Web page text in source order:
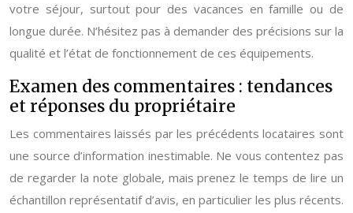
votre séjour, surtout pour des vacances en famille ou de
longue durée. N’hésitez pas à demander des précisions sur la
qualité et l’état de fonctionnement de ces équipements.
Examen des commentaires : tendances
et réponses du propriétaire
Les commentaires laissés par les précédents locataires sont
une source d’information inestimable. Ne vous contentez pas
de regarder la note globale, mais prenez le temps de lire un
échantillon représentatif d’avis, en particulier les plus récents.